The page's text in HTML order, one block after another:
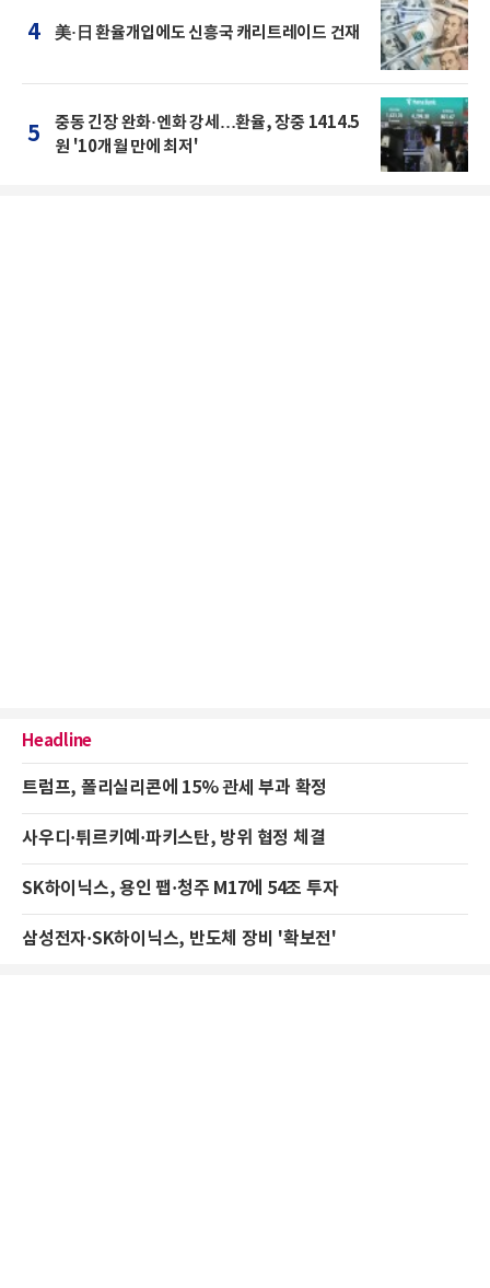
4 美·日 환율개입에도 신흥국 캐리트레이드 건재
5
중동 긴장 완화·엔화 강세…환율, 장중 1414.5
원 '10개월 만에 최저'
Headline
트럼프, 폴리실리콘에 15% 관세 부과 확정
사우디·튀르키예·파키스탄, 방위 협정 체결
SK하이닉스, 용인 팹·청주 M17에 54조 투자
삼성전자·SK하이닉스, 반도체 장비 '확보전'